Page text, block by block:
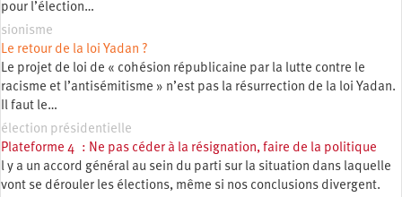
pour l’élection…
sionisme
Le retour de la loi Yadan ?
Le projet de loi de « cohésion républicaine par la lutte contre le
racisme et l’antisémitisme » n’est pas la résurrection de la loi Yadan.
Il faut le…
élection présidentielle
Plateforme 4 : Ne pas céder à la résignation, faire de la politique
l y a un accord général au sein du parti sur la situation dans laquelle
vont se dérouler les élections, même si nos conclusions divergent.